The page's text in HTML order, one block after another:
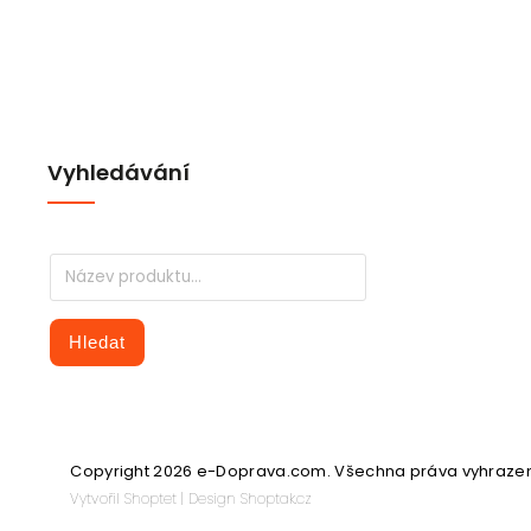
Vyhledávání
Hledat
Copyright 2026 e-Doprava.com. Všechna práva
VytvořilShoptet | DesignShoptak.cz